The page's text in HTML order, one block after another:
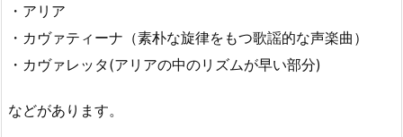
・アリア
・カヴァティーナ（素朴な旋律をもつ歌謡的な声楽曲）
・カヴァレッタ(アリアの中のリズムが早い部分)
などがあります。